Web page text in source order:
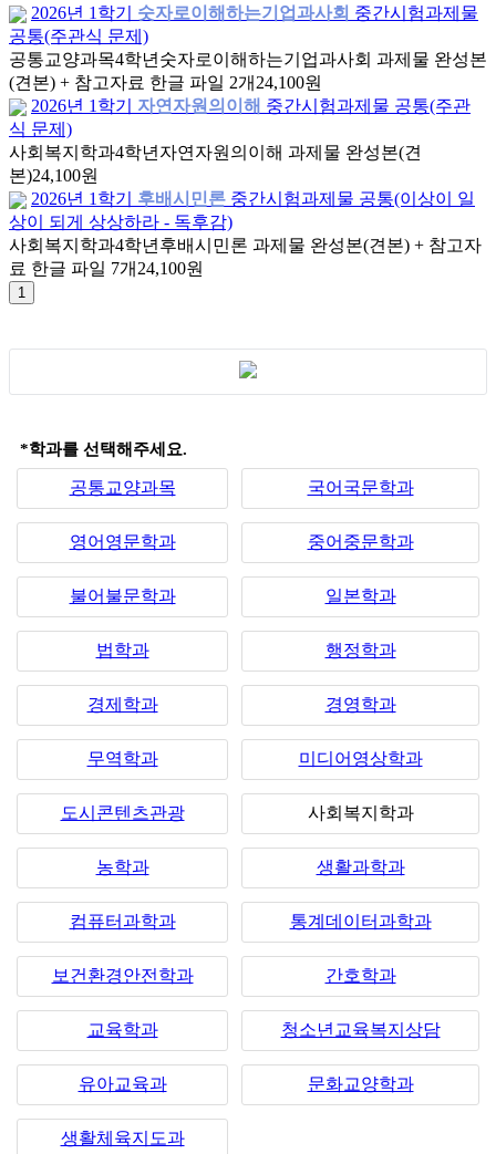
2026년 1학기
숫자로이해하는기업과사회 중간시험과제물
공통(주관식 문제)
공통교양과목4학년 숫자로이해하는기업과사회 과제물 완성본
(견본) + 참고자료 한글 파일 2개 24,100원
2026년 1학기
자연자원의이해 중간시험과제물 공통(주관
식 문제)
사회복지학과4학년 자연자원의이해 과제물 완성본(견
본)24,100원
2026년 1학기
후배시민론 중간시험과제물 공통(이상이 일
상이 되게 상상하라 - 독후감)
사회복지학과4학년 후배시민론 과제물 완성본(견본) + 참고자
료 한글 파일 7개 24,100원
*학과를 선택해주세요.
공통교양과목 국어국문학과
영어영문학과 중어중문학과
불어불문학과 일본학과
법학과 행정학과
경제학과 경영학과
무역학과 미디어영상학과
도시콘텐츠관광 사회복지학과
농학과 생활과학과
컴퓨터과학과 통계데이터과학과
보건환경안전학과 간호학과
교육학과 청소년교육복지상담
유아교육과 문화교양학과
생활체육지도과